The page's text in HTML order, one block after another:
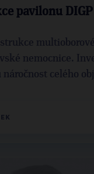
pavilonu DIGP
nemocnice.
celého